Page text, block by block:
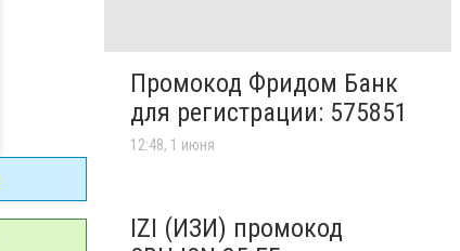
Промокод Фридом Банк
для регистрации: 575851
12:48, 1 июня
IZI (ИЗИ) промокод